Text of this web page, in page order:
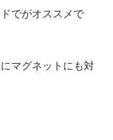
でがオススメで
マグネットにも対